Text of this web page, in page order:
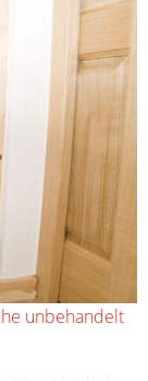
unbehandelt